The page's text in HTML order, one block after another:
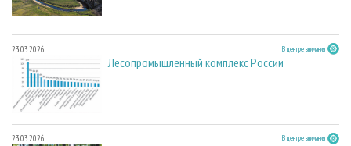
23.03.2026 В центре внимания
Лесопромышленный комплекс России
23.03.2026 В центре внимания